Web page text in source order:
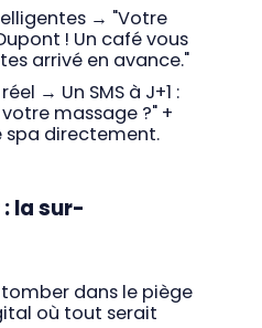
→ "Votre
! Un café vous
arrivé en avance."
→ Un SMS à J+1 :
massage ?" +
spa directement.
la sur-
dans le piège
où tout serait